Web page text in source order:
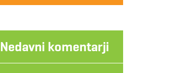
Nedavni komentarji